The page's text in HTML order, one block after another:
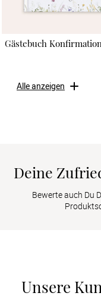
Gästebuch Konfirmation
Alle anzeigen
Deine
Bewerte auch Du
Unsere